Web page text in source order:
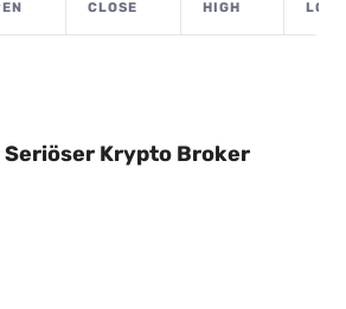
CLOSE HIGH LOW
Seriöser Krypto Broker